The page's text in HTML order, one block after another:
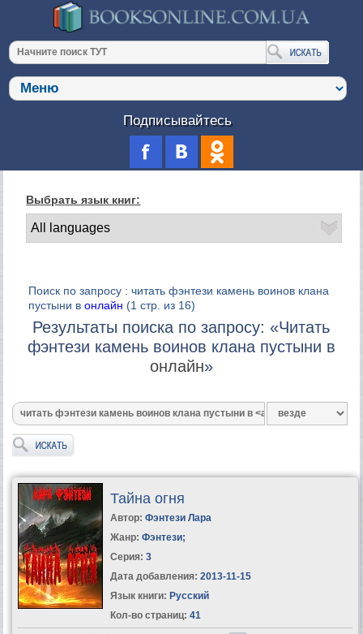
Подписывайтесь
Выбрать язык книг:
Поиск по запросу : читать фэнтези камень воинов клана
пустыни вонлайн (1 стр. из 16)
Результаты поиска по запросу: «Читать
фэнтези камень воинов клана пустыни в
онлайн»
Тайна огня
Автор: Фэнтези Лара
Жанр: Фэнтези;
Серия: 3
Дата добавления: 2013-11-15
Язык книги: Русский
Кол-во страниц: 41